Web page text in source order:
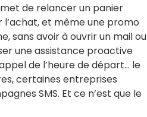
de relancer un panier
et même une promo
sans avoir à ouvrir un mail ou
une assistance proactive
de l’heure de départ… le
certaines entreprises
SMS. Et ce n’est que le